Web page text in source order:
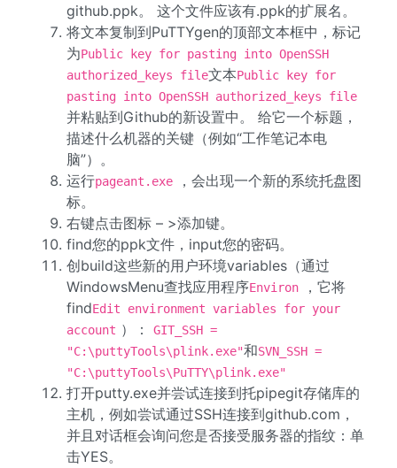
github.ppk。 这个文件应该有.ppk的扩展名。
将文本复制到PuTTYgen的顶部文本框中，标记
为Public key for pasting into OpenSSH
authorized_keys file文本Public key for
pasting into OpenSSH authorized_keys file
并粘贴到Github的新设置中。 给它一个标题，
描述什么机器的关键（例如“工作笔记本电
脑”）。
运行pageant.exe
，会出现一个新的系统托盘图
标。
右键点击图标 – >添加键。
find您的ppk文件，input您的密码。
创build这些新的用户环境variables（通过
WindowsMenu查找应用程序Environ
，它将
findEdit environment variables for your
account ）：
GIT_SSH =
"C:\puttyTools\plink.exe"和SVN_SSH =
"C:\puttyTools\PuTTY\plink.exe"
打开putty.exe并尝试连接到托pipegit存储库的
主机，例如尝试通过SSH连接到github.com，
并且对话框会询问您是否接受服务器的指纹：单
击YES。